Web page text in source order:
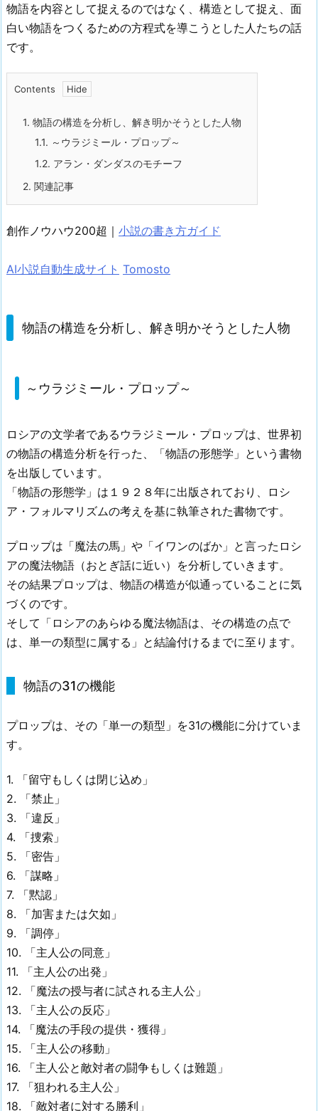
物語を内容として捉えるのではなく、構造として捉え、面
白い物語をつくるための方程式を導こうとした人たちの話
です。
Contents
1. 物語の構造を分析し、解き明かそうとした人物
1.1. ～ウラジミール・プロップ～
1.2. アラン・ダンダスのモチーフ
2. 関連記事
創作ノウハウ200超｜ 小説の書き方ガイド
AI小説自動生成サイト Tomosto
物語の構造を分析し、解き明かそうとした人物
～ウラジミール・プロップ～
ロシアの文学者であるウラジミール・プロップは、世界初
の物語の構造分析を行った、「物語の形態学」という書物
を出版しています。
「物語の形態学」は１９２８年に出版されており、ロシ
ア・フォルマリズムの考えを基に執筆された書物です。
プロップは「魔法の馬」や「イワンのばか」と言ったロシ
アの魔法物語（おとぎ話に近い）を分析していきます。
その結果プロップは、物語の構造が似通っていることに気
づくのです。
そして「ロシアのあらゆる魔法物語は、その構造の点で
は、単一の類型に属する」と結論付けるまでに至ります。
物語の31の機能
プロップは、その「単一の類型」を31の機能に分けていま
す。
1. 「留守もしくは閉じ込め」
2. 「禁止」
3. 「違反」
4. 「捜索」
5. 「密告」
6. 「謀略」
7. 「黙認」
8. 「加害または欠如」
9. 「調停」
10. 「主人公の同意」
11. 「主人公の出発」
12. 「魔法の授与者に試される主人公」
13. 「主人公の反応」
14. 「魔法の手段の提供・獲得」
15. 「主人公の移動」
16. 「主人公と敵対者の闘争もしくは難題」
17. 「狙われる主人公」
18. 「敵対者に対する勝利」